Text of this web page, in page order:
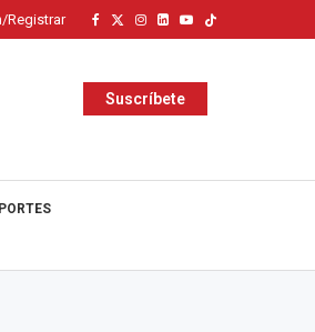
Registrar
Suscríbete